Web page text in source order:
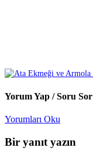
Yorum Yap / Soru Sor
Yorumları Oku
Bir yanıt yazın